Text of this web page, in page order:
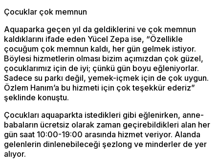
Çocuklar çok memnun
Aquaparka geçen yıl da geldiklerini ve çok memnun
kaldıklarını ifade eden Yücel Zepa ise, “Özellikle
çocuğum çok memnun kaldı, her gün gelmek istiyor.
Böylesi hizmetlerin olması bizim açımızdan çok güzel,
çocuklarımız için de iyi; çünkü gün boyu eğleniyorlar.
Sadece su parkı değil, yemek-içmek için de çok uygun.
Özlem Hanım’a bu hizmeti için çok teşekkür ederiz”
şeklinde konuştu.
Çocukları aquaparkta istedikleri gibi eğlenirken, anne-
babaların ücretsiz olarak zaman geçirebildikleri alan her
gün saat 10:00-19:00 arasında hizmet veriyor. Alanda
gelenlerin dinlenebileceği şezlong ve minderler de yer
alıyor.